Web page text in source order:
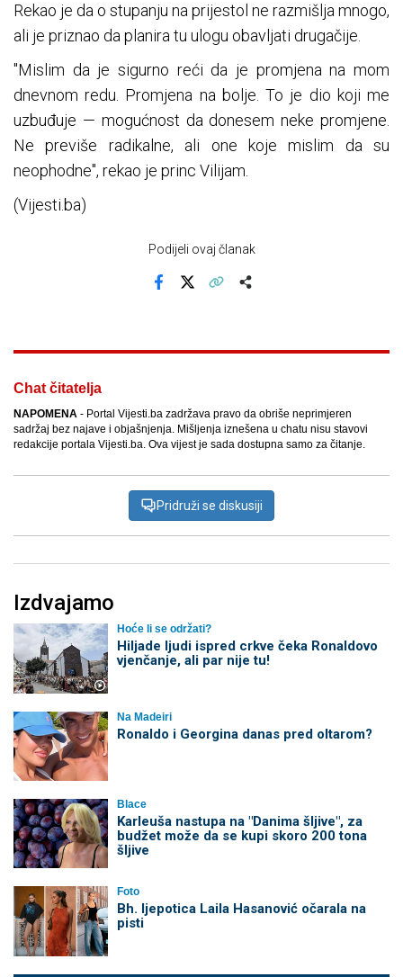
Rekao je da o stupanju na prijestol ne razmišlja mnogo,
ali je priznao da planira tu ulogu obavljati drugačije.
"Mislim da je sigurno reći da je promjena na mom
dnevnom redu. Promjena na bolje. To je dio koji me
uzbuđuje — mogućnost da donesem neke promjene.
Ne previše radikalne, ali one koje mislim da su
neophodne", rekao je princ Vilijam.
(Vijesti.ba)
Podijeli ovaj članak
Chat čitatelja
NAPOMENA - Portal Vijesti.ba zadržava pravo da obriše neprimjeren
sadržaj bez najave i objašnjenja. Mišljenja iznešena u chatu nisu stavovi
redakcije portala Vijesti.ba. Ova vijest je sada dostupna samo za čitanje.
Pridruži se diskusiji
Izdvajamo
Hoće li se održati?
Hiljade ljudi ispred crkve čeka Ronaldovo
vjenčanje, ali par nije tu!
Na Madeiri
Ronaldo i Georgina danas pred oltarom?
Blace
Karleuša nastupa na "Danima šljive", za
budžet može da se kupi skoro 200 tona
šljive
Foto
Bh. ljepotica Laila Hasanović očarala na
pisti